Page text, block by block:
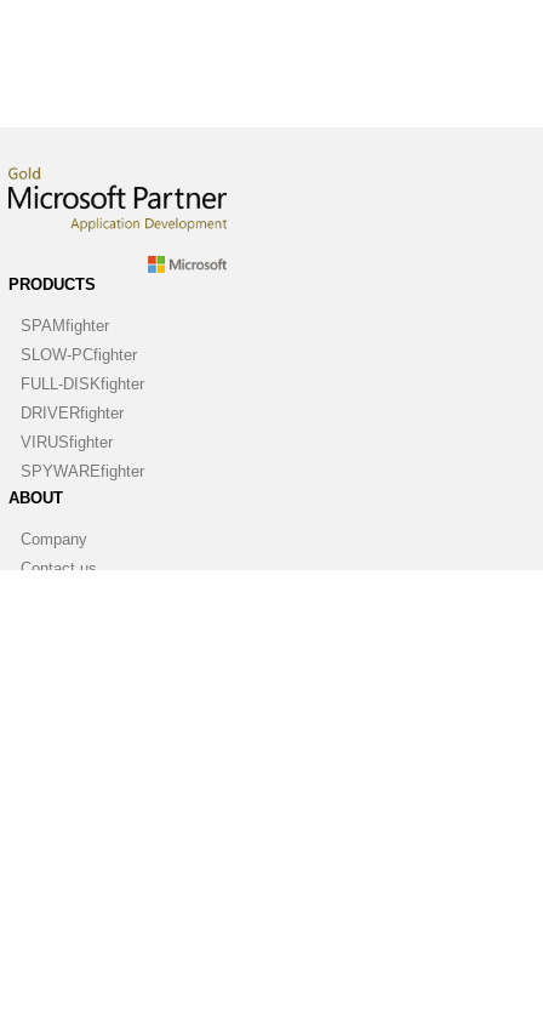
PRODUCTS
SPAMfighter
SLOW-PCfighter
FULL-DISKfighter
DRIVERfighter
VIRUSfighter
SPYWAREfighter
ABOUT
Company
Contact us